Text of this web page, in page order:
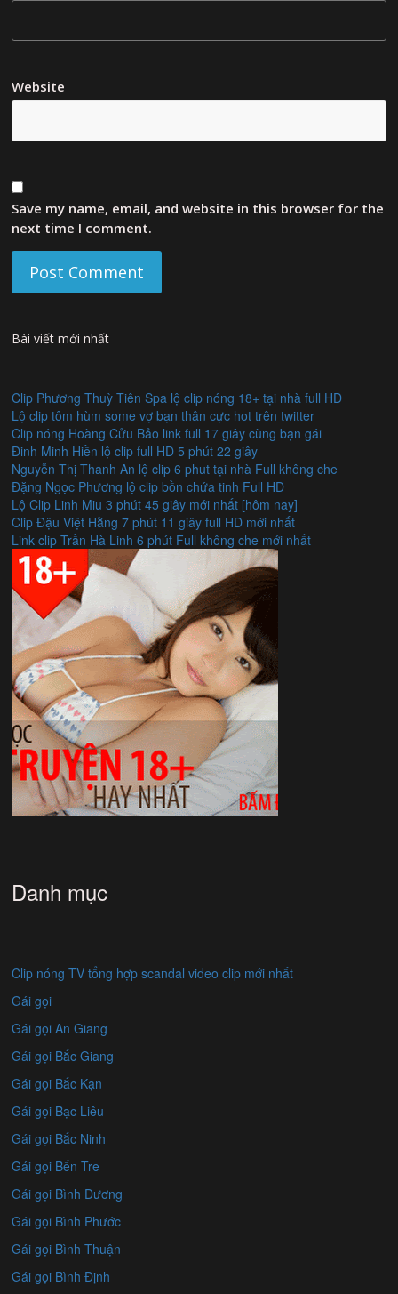
Website
Save my name, email, and website in this browser for the
next time I comment.
Bài viết mới nhất
Clip Phương Thuỳ Tiên Spa lộ clip nóng 18+ tại nhà full HD
Lộ clip tôm hùm some vợ bạn thân cực hot trên twitter
Clip nóng Hoàng Cửu Bảo link full 17 giây cùng bạn gái
Đinh Minh Hiền lộ clip full HD 5 phút 22 giây
Nguyễn Thị Thanh An lộ clip 6 phut tại nhà Full không che
Đặng Ngọc Phương lộ clip bồn chứa tinh Full HD
Lộ Clip Linh Miu 3 phút 45 giây mới nhất [hôm nay]
Clip Đậu Việt Hằng 7 phút 11 giây full HD mới nhất
Link clip Trần Hà Linh 6 phút Full không che mới nhất
Danh mục
Clip nóng TV tổng hợp scandal video clip mới nhất
Gái gọi
Gái gọi An Giang
Gái gọi Bắc Giang
Gái gọi Bắc Kạn
Gái gọi Bạc Liêu
Gái gọi Bắc Ninh
Gái gọi Bến Tre
Gái gọi Bình Dương
Gái gọi Bình Phước
Gái gọi Bình Thuận
Gái gọi Bình Định